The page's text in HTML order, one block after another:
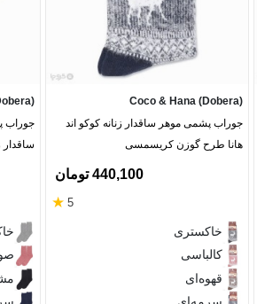
Coco & Hana (Dobera)
جوراب پشمی موهر ساقدار زنانه کوکو اند
هانا طرح گوزن کریسمسی
440,100 تومان
5
★
خاکستری
کالباسی
قهوه‌ای
ساقدار